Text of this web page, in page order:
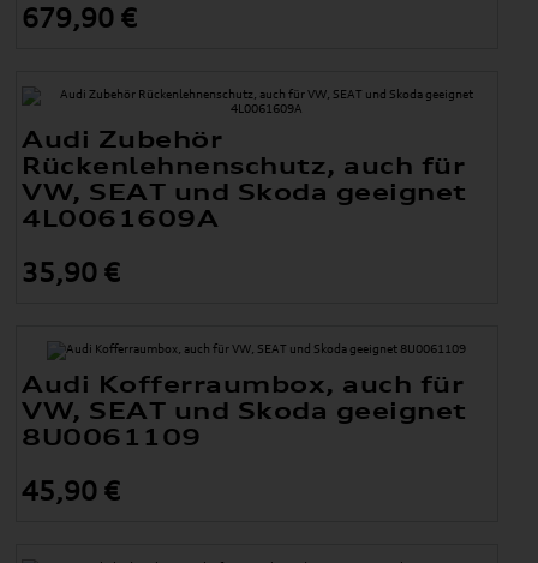
679,90 €
Audi Zubehör
Rückenlehnenschutz, auch für
VW, SEAT und Skoda geeignet
4L0061609A
35,90 €
Audi Kofferraumbox, auch für
VW, SEAT und Skoda geeignet
8U0061109
45,90 €